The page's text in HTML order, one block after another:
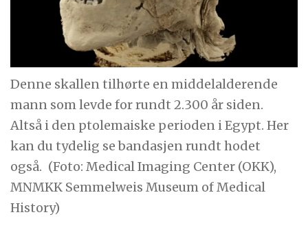
Denne skallen tilhørte en middelalderende
mann som levde for rundt 2.300 år siden.
Altså i den ptolemaiske perioden i Egypt. Her
kan du tydelig se bandasjen rundt hodet
også. (Foto: Medical Imaging Center (OKK),
MNMKK Semmelweis Museum of Medical
History)